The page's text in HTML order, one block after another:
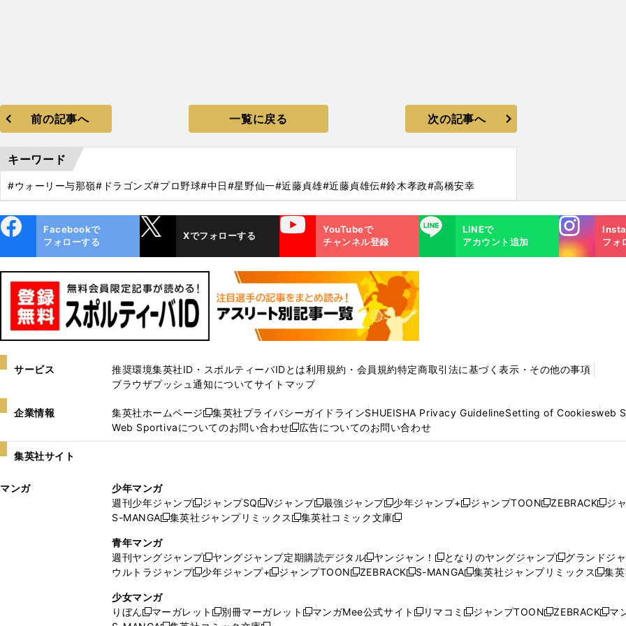
前の記事へ 一覧に戻る 次の記事へ
キーワード
#ウォーリー与那嶺#ドラゴンズ#プロ野球#中日#星野仙一#近藤貞雄#近藤貞雄伝#鈴木孝政#高橋安幸
ok
Facebookで
フォローする
Xでフォローする
YouTube
YouTubeで
チャンネル登録
LINE
LINEで
アカウント追加
Instagra
m
フォ
サービス 推奨環境集英社ID・スポルティーバIDとは利用規約・会員規約特定商取引法に基づく表示・その他の事項
ブラウザプッシュ通知についてサイトマップ
企業情報 集英社ホームページ
新
し
い
ド
ウ
く
集英社プライバシーガイドラインSHUEISHA Privacy GuidelineSetting of Cookiesweb
Web Sportivaについてのお問い合わせ
新
し
ン
ド
開
く
広告についてのお問い合わせ
集英社サイト
マンガ
少年マンガ
週刊少年ジャンプ
新
し
ィ
ン
ウ
で
ジャンプSQ
新
し
ィ
ン
ウ
で
Vジャンプ
新
し
ィ
ン
ウ
で
最強ジャンプ
新
し
ィ
ン
ウ
少年ジャンプ+
新
ィ
ン
ウ
ジャンプTOON
新
ィ
ン
ウ
ZEBRACK
新
ィ
ン
ウ
ジ
S-MANGA
新
い
ウ
ィ
ン
ド
ウ
集英社ジャンプリミックス
新
ウ
ィ
ド
集英社コミック文庫
新
ウ
ィ
ド
青年マンガ
週刊ヤングジャンプ
新
し
ィ
ヤングジャンプ定期購読デジタル
新
し
ィ
ヤンジャン！新
し
ィ
となりのヤングジャンプ
新
し
ウ
ィ
グランドジ
ウルトラジャンプ
新
ウ
少年ジャンプ+
新
ウ
ジャンプTOON
新
ウ
ZEBRACK
新
ウ
S-MANGA
新
ウ
集英社ジャンプリミックス
新
ウ
集
少女マンガ
りぼん
新
マーガレット
新
別冊マーガレット新
マンガMee公式サイト新
リマコミ新
ジャンプTOON
新
ZEBRACK
新
マ